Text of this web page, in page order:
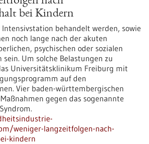
bei Kindern
behandelt werden, sowie
noch lange nach der akuten
psychischen oder sozialen
Um solche Belastungen zu
Universitätsklinikum Freiburg mit
auf den
Vier baden-württembergischen
gegen das sogenannte
weniger-langzeitfolgen-nach-
kindern